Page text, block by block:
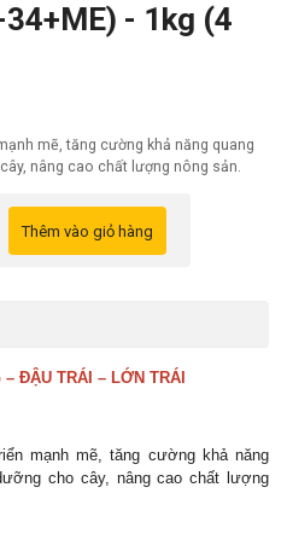
- 1kg (4
mẽ, tăng cường khả năng quang
nâng cao chất lượng nông sản.
ĐẬU TRÁI – LỚN TRÁI
mạnh mẽ, tăng cường khả năng
cho cây, nâng cao chất lượng